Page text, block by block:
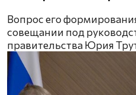
Вопрос его
совещании под
правительства Юрия